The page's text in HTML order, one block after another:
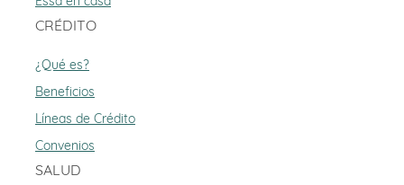
CRÉDITO
¿Qué es?
Beneficios
Líneas de Crédito
Convenios
SALUD